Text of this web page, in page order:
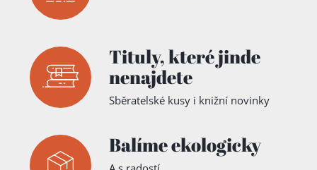
Tituly,které jinde
nenajdete
Sběratelské kusy i knižní novinky
Balíme ekologicky